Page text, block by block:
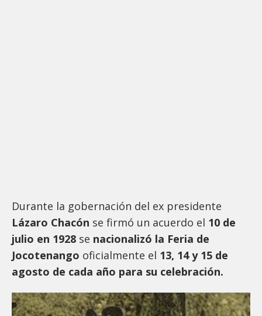
Durante la gobernación del ex presidente
Lázaro Chacón se firmó un acuerdo el 10 de
julio en 1928 se nacionalizó la Feria de
Jocotenango oficialmente el 13, 14 y 15 de
agosto de cada año para su celebración.